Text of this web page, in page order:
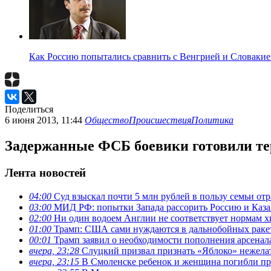
Как Россию попытались сравнить с Венгрией и
Поделиться
6 июня 2013, 11:44 ОбществоПроисшествияПолитика
Задержанные ФСБ боевики готовили
Лента новостей
04:00 Суд взыскал почти 5 млн рублей в пользу семьи
03:00 МИД РФ: попытки Запада рассорить Россию и
02:00 Ни один водоем Англии не соответствует нормам
01:00 Трамп: США сами нуждаются в дальнобойных
00:01 Трамп заявил о необходимости пополнения
вчера, 23:28 Слуцкий призвал признать «Яблоко»
вчера, 23:15 В Смоленске ребенок и женщина погибли